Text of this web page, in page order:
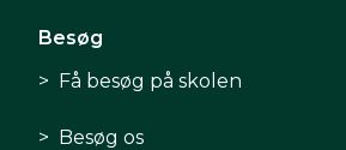
Besøg
Få besøg på skolen
Besøg os